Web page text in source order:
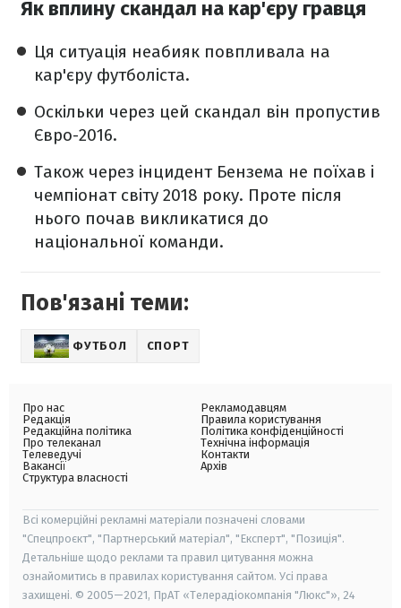
Як вплину скандал на кар'єру гравця
Ця ситуація неабияк повпливала на
кар'єру футболіста.
Оскільки через цей скандал він пропустив
Євро-2016.
Також через інцидент Бензема не поїхав і
чемпіонат світу 2018 року. Проте після
нього почав викликатися до
національної команди.
Пов'язані теми:
ФУТБОЛ СПОРТ
Про нас
Редакція
Редакційна політика
Про телеканал
Телеведучі
Вакансії
Структура власності
Рекламодавцям
Правила користування
Політика конфіденційності
Технічна інформація
Контакти
Архів
Всі комерційні рекламні матеріали позначені словами
"Спецпроєкт", "Партнерський матеріал", "Експерт", "Позиція".
Детальніше щодо реклами та правил цитування можна
ознайомитись в правилах користування сайтом. Усі права
захищені. © 2005—2021, ПрАТ «Телерадіокомпанія "Люкс"», 24